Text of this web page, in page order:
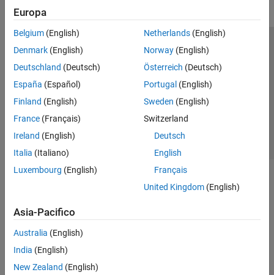
Europa
Belgium (English)
Denmark (English)
Deutschland (Deutsch)
España (Español)
Finland (English)
France (Français)
Ireland (English)
Italia (Italiano)
Luxembourg (English)
Netherlands(English)
Norway(English)
Österreich (Deutsch)
Portugal (English)
Sweden (English)
Switzerland
Deutsch
English
Français
United Kingdom(English)
Asia-Pacifico
Australia (English)
India (English)
New Zealand (English)
Centro di fiducia
Informativa sulla privacy
Antipirateria
Stato dell'applicazione
Contatti
© 1994-2026 The MathWorks, Inc.